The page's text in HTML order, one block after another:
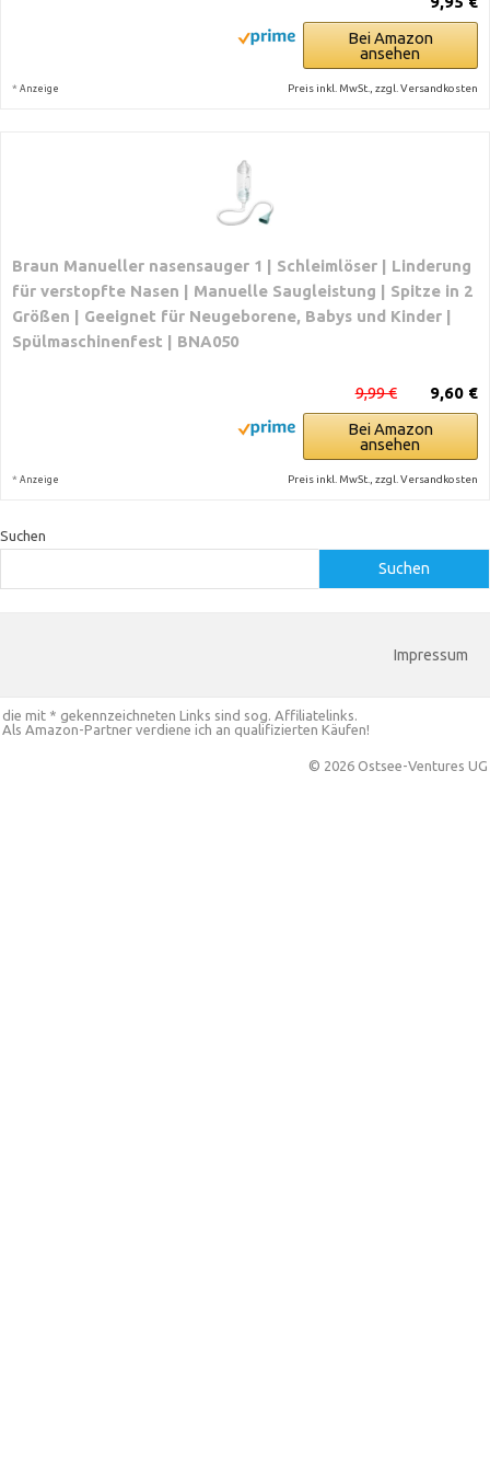
Bei Amazon
ansehen
* Anzeige Preis inkl. MwSt., zzgl. Versandkosten
Braun Manueller nasensauger 1 | Schleimlöser | Linderung
für verstopfte Nasen | Manuelle Saugleistung | Spitze in 2
Größen | Geeignet für Neugeborene, Babys und Kinder |
Spülmaschinenfest | BNA050
9,60 €
9,99 €
Bei Amazon
ansehen
* Anzeige Preis inkl. MwSt., zzgl. Versandkosten
Suchen
Suchen
Impressum
die mit * gekennzeichneten Links sind sog. Affiliatelinks.
Als Amazon-Partner verdiene ich an qualifizierten Käufen!
© 2026 Ostsee-Ventures UG